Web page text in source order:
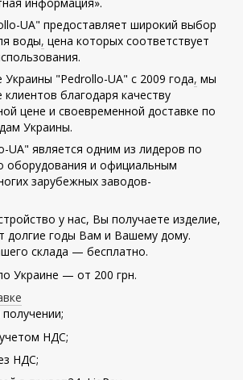
информация».
UA" предоставляет широкий выбор
воды, цена которых соответствует
Украины "Pedrollo-UA" с 2009 года, мы
благодаря качеству
цене и своевременной доставке по
Украины.
UA" является одним из лидеров по
оборудования и официальным
зарубежных заводов-
у нас, Вы получаете изделие,
долгие годы Вам и Вашему дому.
склада — бесплатно.
Украине — от 200 грн.
НДС;
НДС;